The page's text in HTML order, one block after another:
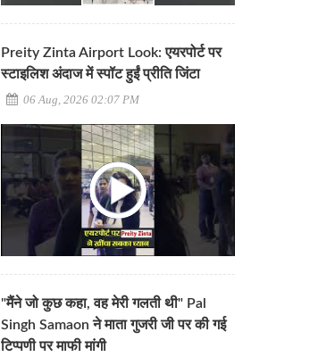
Preity Zinta Airport Look: एयरपोर्ट पर
स्टाइलिश अंदाज में स्पॉट हुईं प्रीति जिंटा
06 Aug, 2026 02:07 PM
"मैंने जो कुछ कहा, वह मेरी गलती थी" Pal
Singh Samaon ने माता गुजरी जी पर की गई
टिप्पणी पर माफी मांगी